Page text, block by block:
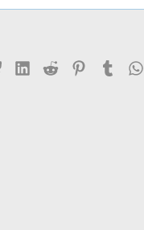
BlueskyLinkedIn
Reddit Pinterest